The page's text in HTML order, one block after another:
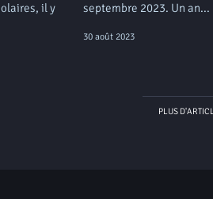
il y
septembre 2023. Un an...
30 août 2023
PLUS